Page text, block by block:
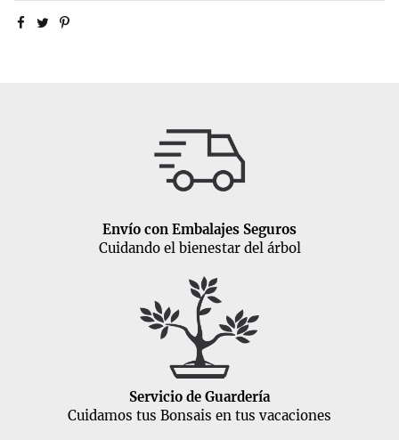
Envío con Embalajes Seguros
Cuidando el bienestar del árbol
Servicio de Guardería
Cuidamos tus Bonsais en tus vacaciones